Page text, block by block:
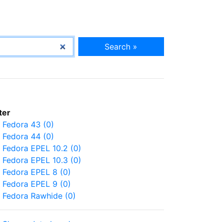
Search »
Fedora 43 (0)
Fedora 44 (0)
Fedora EPEL 10.2 (0)
Fedora EPEL 10.3 (0)
Fedora EPEL 8 (0)
Fedora EPEL 9 (0)
Fedora Rawhide (0)